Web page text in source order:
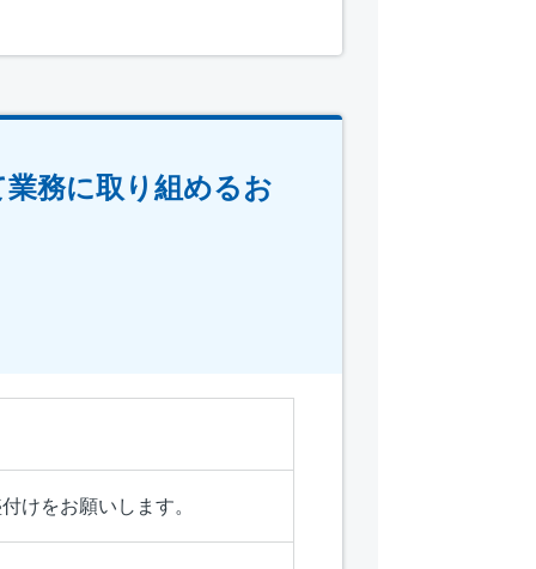
務に取り組めるお
けをお願いします。